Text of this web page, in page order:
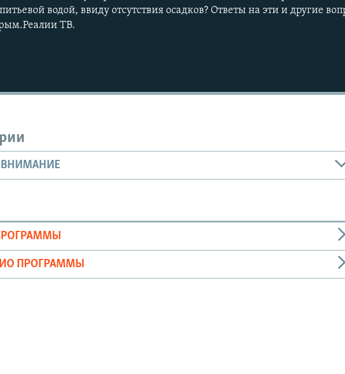
Auto 240p 360p
водой, ввиду отсутствия осадков? Ответы на эти и другие
ТВ.
ВНИМАНИЕ
ПРОГРАММЫ